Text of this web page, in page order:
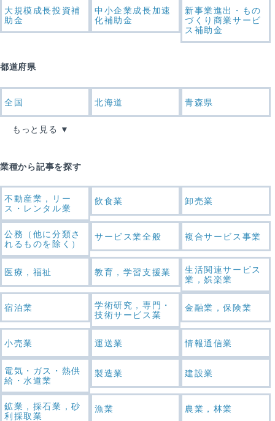
大規模成長投資補
助金
中小企業成長加速
化補助金
新事業進出・もの
づくり商業サービ
ス補助金
都道府県
全国 北海道 青森県
もっと見る
業種から記事を探す
不動産業，リー
ス・レンタル業
飲食業 卸売業
公務（他に分類さ
れるものを除く）
サービス業全般 複合サービス事業
医療，福祉 教育，学習支援業
生活関連サービス
業，娯楽業
宿泊業
学術研究，専門・
技術サービス業
金融業，保険業
小売業 運送業 情報通信業
電気・ガス・熱供
給・水道業
製造業 建設業
鉱業，採石業，砂
利採取業
漁業 農業，林業